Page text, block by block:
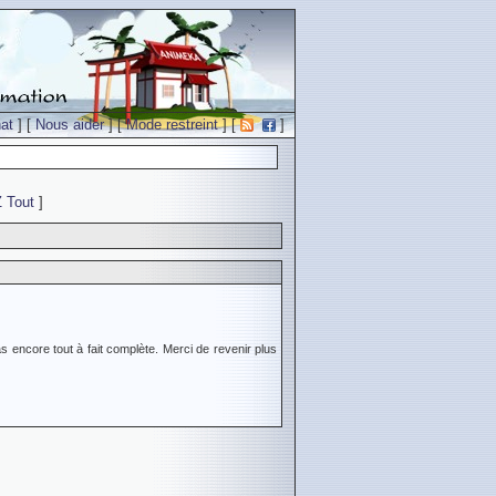
] [Nous aider] [Mode restreint] [ ]
Tout ]
encore tout à fait complète. Merci de revenir plus